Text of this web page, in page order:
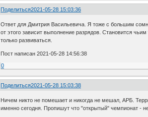
Поделиться2021-05-28 15:03:36
Ответ для Дмитрия Васильевича. Я тоже с большим
от этого зависит выполнение разрядов. Становится
только развиваться.
Пост написан 2021-05-28 14:56:38
0
Поделиться2021-05-28 15:03:38
Ничем никто не помешает и никогда не мешал, АРБ.
именно сегодня. Пропишут что "открытый" чемпионат -